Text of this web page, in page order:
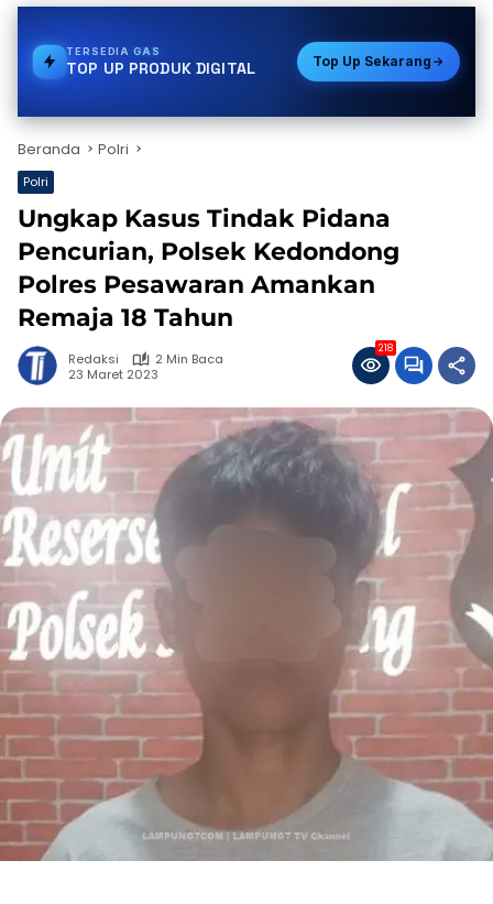
TERSEDIAPULSA
TOP UP PRODUK DIGITAL Top Up Sekarang
Beranda Polri
Polri
Ungkap Kasus Tindak Pidana
Pencurian, Polsek Kedondong
Polres Pesawaran Amankan
Remaja 18 Tahun
Redaksi
2 Min Baca
23 Maret 2023
218